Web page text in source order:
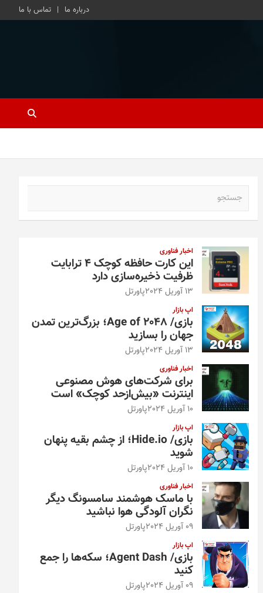
درباره ما تماس با ما
اخبار فناوری
این کارت حافظه کوچک ۴ ترابایت
ظرفیت ذخیره‌سازی دارد
13 آوریل 2024 پاورتل
اپ بازار
بازی/ Age of 2048؛ بزرگ‌ترین تمدن
جهان را بسازید
13 آوریل 2024 پاورتل
اخبار فناوری
برای شرکت‌های هوش مصنوعی
اینترنت «بیش‌از‌حد کوچک» است
10 آوریل 2024 پاورتل
اپ بازار
بازی/ Hide.io؛ از چشم بقیه پنهان
شوید
10 آوریل 2024 پاورتل
اخبار فناوری
با ماسک هوشمند سامسونگ دیگر
نگران آلودگی هوا نباشید
09 آوریل 2024 پاورتل
اپ بازار
بازی/ Agent Dash؛ سکه‌ها را جمع
کنید
09 آوریل 2024 پاورتل